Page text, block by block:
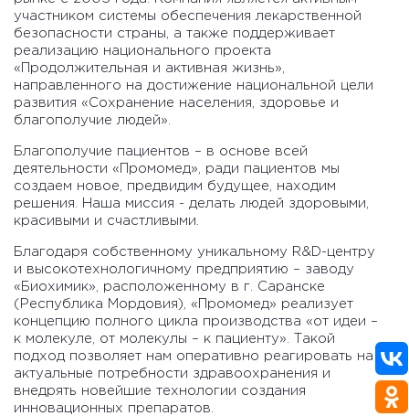
участником системы обеспечения лекарственной
безопасности страны, а также поддерживает
реализацию национального проекта
«Продолжительная и активная жизнь»,
направленного на достижение национальной цели
развития «Сохранение населения, здоровье и
благополучие людей».
Благополучие пациентов – в основе всей
деятельности «Промомед», ради пациентов мы
создаем новое, предвидим будущее, находим
решения. Наша миссия - делать людей здоровыми,
красивыми и счастливыми.
Благодаря собственному уникальному R&D-центру
и высокотехнологичному предприятию – заводу
«Биохимик», расположенному в г. Саранске
(Республика Мордовия), «Промомед» реализует
концепцию полного цикла производства «от идеи –
к молекуле, от молекулы – к пациенту». Такой
подход позволяет нам оперативно реагировать на
актуальные потребности здравоохранения и
внедрять новейшие технологии создания
инновационных препаратов.